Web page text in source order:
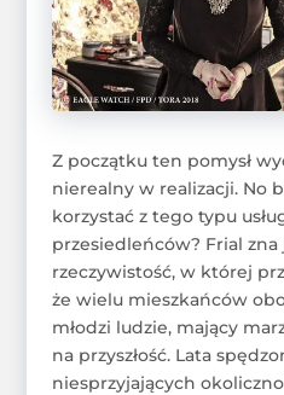
Z początku ten pomysł
nierealny w realizacji. No
korzystać z tego typu
przesiedleńców? Frial
rzeczywistość, w której
że wielu mieszkańców
młodzi ludzie, mający
na przyszłość. Lata
niesprzyjających